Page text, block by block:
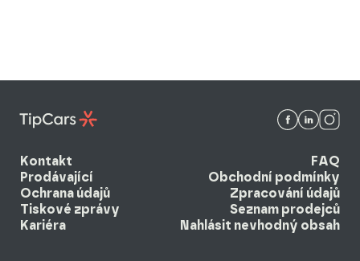
Kontakt
FAQ
Prodávající
Obchodní podmínky
Ochrana údajů
Zpracování údajů
Tiskové zprávy
Seznam prodejců
Kariéra
Nahlásit nevhodný obsah